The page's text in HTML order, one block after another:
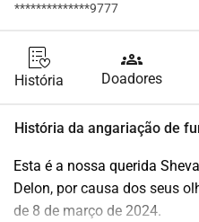
**************9777
História
groups
Doadores
História da angariação de
Esta é a nossa querida
Delon, por causa dos seus
de 8 de março de 2024.